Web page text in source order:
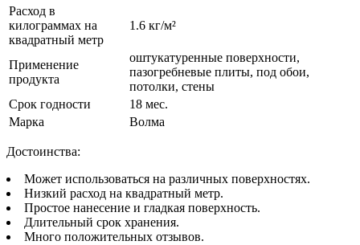
Расход в
килограммах на
квадратный метр
1.6 кг/м²
Применение
продукта
оштукатуренные поверхности,
пазогребневые плиты, под обои,
потолки, стены
Срок годности
18 мес.
Марка
Волма
Достоинства:
Может использоваться на различных поверхностях.
Низкий расход на квадратный метр.
Простое нанесение и гладкая поверхность.
Длительный срок хранения.
Много положительных отзывов.